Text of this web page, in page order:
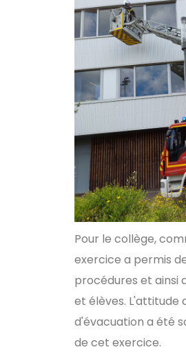
Pour le collège,
exercice a permis
procédures et ainsi
et élèves. L'attitude
d'évacuation a été
de cet exercice.